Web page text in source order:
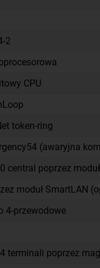
2
CPU
token-ring
(awaryjna
central poprzez
moduł SmartLAN
4-przewodowe
terminali poprzez